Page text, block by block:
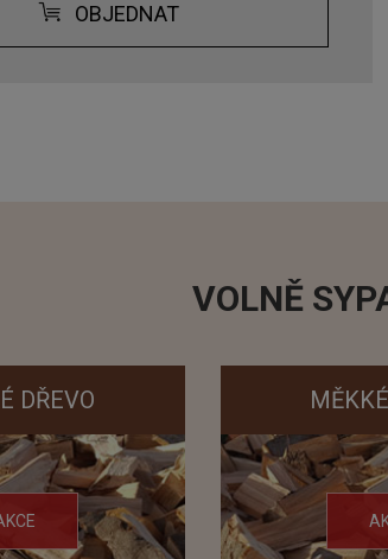
OBJEDNAT
VOLNĚ
DŘEVO